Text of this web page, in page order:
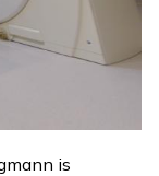
is